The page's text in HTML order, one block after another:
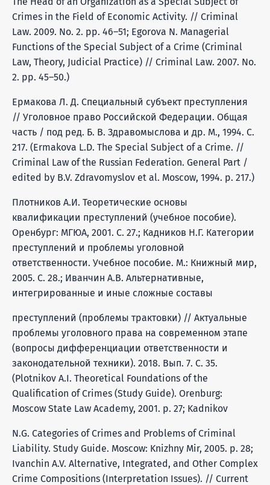
Crimes in the Field of Economic Activity. // Criminal
Law. 2009. No. 2. pp. 46–51; Egorova N. Managerial
Functions of the Special Subject of a Crime (Criminal
Law, Theory, Judicial Practice) // Criminal Law. 2007. No.
2. pp. 45–50.)
Ермакова Л. Д. Специальный субъект преступления
// Уголовное право Российской Федерации. Общая
часть / под ред. Б. В. Здравомыслова и др. М., 1994. С.
217. (Ermakova L.D. The Special Subject of a Crime. //
Criminal Law of the Russian Federation. General Part /
edited by B.V. Zdravomyslov et al. Moscow, 1994. p. 217.)
Плотников А.И. Теоретические основы
квалификации преступлений (учебное пособие).
Оренбург: МГЮА, 2001. С. 27.; Кадников Н.Г. Категории
преступлений и проблемы уголовной
ответственности. Учебное пособие. М.: Книжный мир,
2005. С. 28.; Иванчин А.В. Альтернативные,
интегрированные и иные сложные составы
преступлений (проблемы трактовки) // Актуальные
проблемы уголовного права на современном этапе
(вопросы дифференциации ответственности и
законодательной техники). 2018. Вып. 7. С. 35.
(Plotnikov A.I. Theoretical Foundations of the
Qualification of Crimes (Study Guide). Orenburg:
Moscow State Law Academy, 2001. p. 27; Kadnikov
N.G. Categories of Crimes and Problems of Criminal
Liability. Study Guide. Moscow: Knizhny Mir, 2005. p. 28;
Ivanchin A.V. Alternative, Integrated, and Other Complex
Crime Compositions (Interpretation Issues). // Current